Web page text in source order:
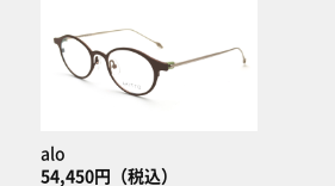
alo
54,450円（税込）